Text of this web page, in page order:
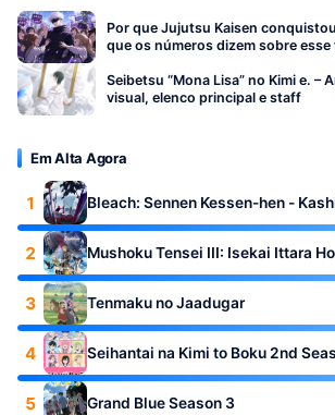
Por que Jujutsu Kaisen
que os números dizem sobre esse
Seibetsu “Mona Lisa” no Kimi e. –
visual, elenco principal e staff
Em Alta Agora
1 Bleach: Sennen Kessen-hen -
2 Mushoku Tensei III: Isekai Ittara
3 Tenmaku no Jaadugar
4 Seihantai na Kimi to Boku 2nd
5 Grand Blue Season 3